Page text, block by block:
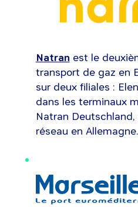
Natran est le
transport de gaz en
sur deux filiales :
dans les terminaux
Natran
réseau en Allemagne.